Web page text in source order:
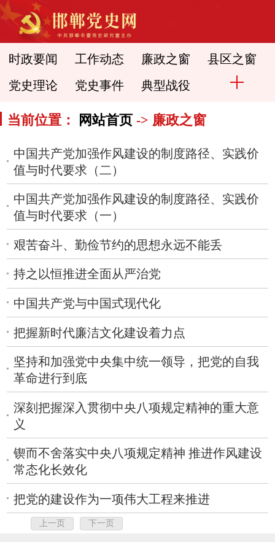
时政要闻 工作动态 廉政之窗 县区之窗
党史理论 党史事件 典型战役
当前位置： 网站首页 -> 廉政之窗
中国共产党加强作风建设的制度路径、实践价
值与时代要求（二）
中国共产党加强作风建设的制度路径、实践价
值与时代要求（一）
艰苦奋斗、勤俭节约的思想永远不能丢
持之以恒推进全面从严治党
中国共产党与中国式现代化
把握新时代廉洁文化建设着力点
坚持和加强党中央集中统一领导，把党的自我
革命进行到底
深刻把握深入贯彻中央八项规定精神的重大意
义
锲而不舍落实中央八项规定精神 推进作风建设
常态化长效化
把党的建设作为一项伟大工程来推进
上一页 下一页